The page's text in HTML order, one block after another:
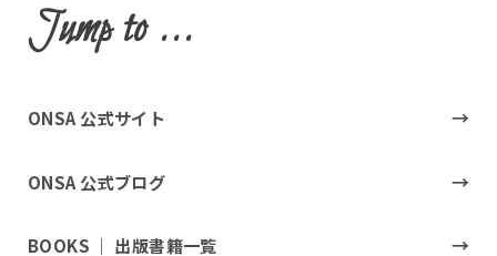
Jump to ...
ONSA 公式サイト
ONSA 公式ブログ
BOOKS ｜ 出版書籍一覧